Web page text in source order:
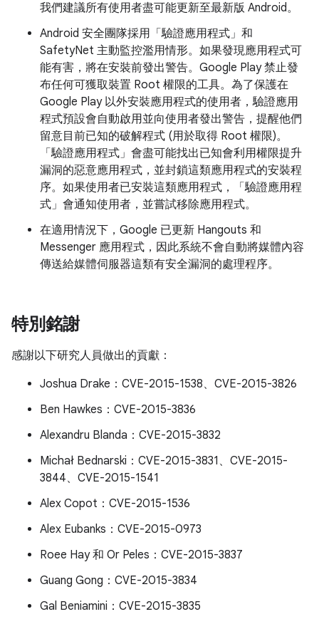
我們建議所有使用者盡可能更新至最新版 Android。
Android 安全團隊採用「驗證應用程式」和
SafetyNet 主動監控濫用情形。如果發現應用程式可
能有害，將在安裝前發出警告。Google Play 禁止發
布任何可獲取裝置 Root 權限的工具。為了保護在
Google Play 以外安裝應用程式的使用者，驗證應用
程式預設會自動啟用並向使用者發出警告，提醒他們
留意目前已知的破解程式 (用於取得 Root 權限)。
「驗證應用程式」會盡可能找出已知會利用權限提升
漏洞的惡意應用程式，並封鎖這類應用程式的安裝程
序。如果使用者已安裝這類應用程式，「驗證應用程
式」會通知使用者，並嘗試移除應用程式。
在適用情況下，Google 已更新 Hangouts 和
Messenger 應用程式，因此系統不會自動將媒體內容
傳送給媒體伺服器這類有安全漏洞的處理程序。
特別銘謝
感謝以下研究人員做出的貢獻：
Joshua Drake：CVE-2015-1538、CVE-2015-3826
Ben Hawkes：CVE-2015-3836
Alexandru Blanda：CVE-2015-3832
Michał Bednarski：CVE-2015-3831、CVE-2015-
3844、CVE-2015-1541
Alex Copot：CVE-2015-1536
Alex Eubanks：CVE-2015-0973
Roee Hay 和 Or Peles：CVE-2015-3837
Guang Gong：CVE-2015-3834
Gal Beniamini：CVE-2015-3835